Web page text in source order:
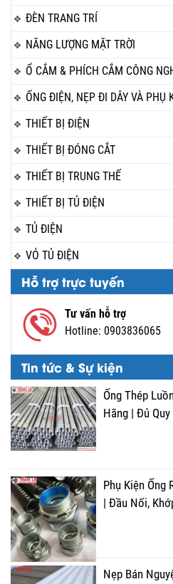
ĐÈN TRANG TRÍ
NĂNG LƯỢNG MẶT TRỜI
Ổ CẮM & PHÍCH CẮM CÔNG
ỐNG ĐIỆN, NẸP ĐI DÂY VÀ PHỤ
THIẾT BỊ ĐIỆN
THIẾT BỊ ĐÓNG CẮT
THIẾT BỊ TRUNG THẾ
THIẾT BỊ TỦ ĐIỆN
TỦ ĐIỆN
VỎ TỦ ĐIỆN
Hỗ trợ trực tuyến
Tư vấn hỗ trợ
Hotline: 0903836065
Tin tức & Sự kiện
Ống Thép
Hãng | Đủ
Phụ Kiện Ống
| Đầu Nối,
Nẹp Bán